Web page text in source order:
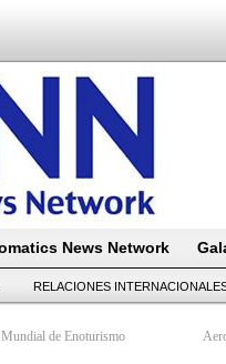
News Network
RELACIONES
de Enoturismo